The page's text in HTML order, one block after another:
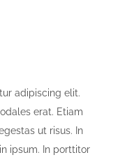
adipiscing elit.
erat. Etiam
ut risus. In
ipsum. In porttitor